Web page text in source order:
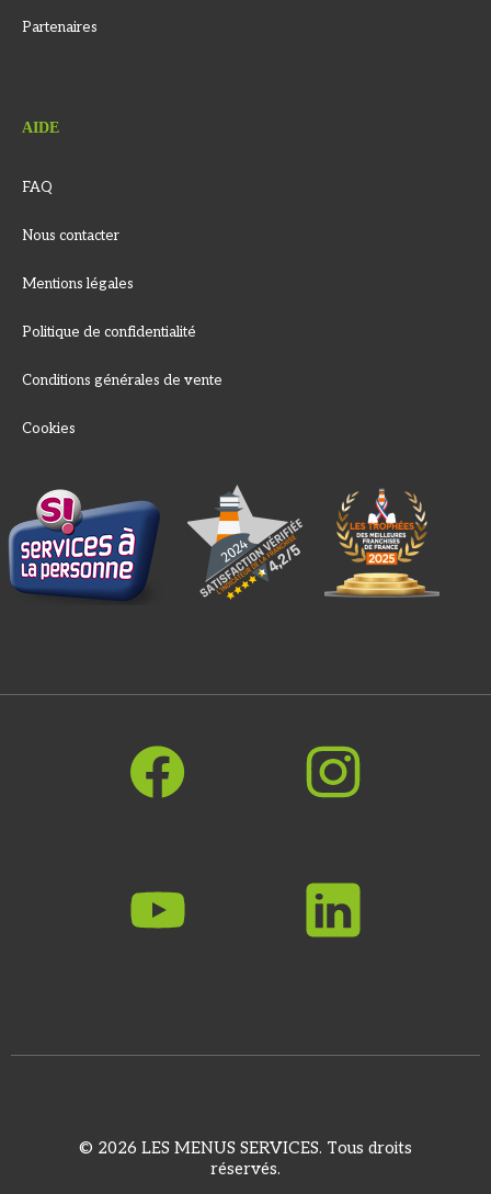
Partenaires
AIDE
FAQ
Nous contacter
Mentions légales
Politique de confidentialité
Conditions générales de vente
Cookies
© 2026 LES MENUS SERVICES. Tous droits
réservés.